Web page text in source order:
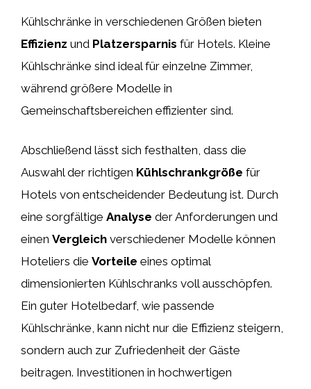
Kühlschränke in verschiedenen Größen bieten
Effizienz und Platzersparnis für Hotels. Kleine
Kühlschränke sind ideal für einzelne Zimmer,
während größere Modelle in
Gemeinschaftsbereichen effizienter sind.
Abschließend lässt sich festhalten, dass die
Auswahl der richtigen Kühlschrankgröße für
Hotels von entscheidender Bedeutung ist. Durch
eine sorgfältige Analyse der Anforderungen und
einen Vergleich verschiedener Modelle können
Hoteliers die Vorteile eines optimal
dimensionierten Kühlschranks voll ausschöpfen.
Ein guter Hotelbedarf, wie passende
Kühlschränke, kann nicht nur die Effizienz steigern,
sondern auch zur Zufriedenheit der Gäste
beitragen. Investitionen in hochwertigen